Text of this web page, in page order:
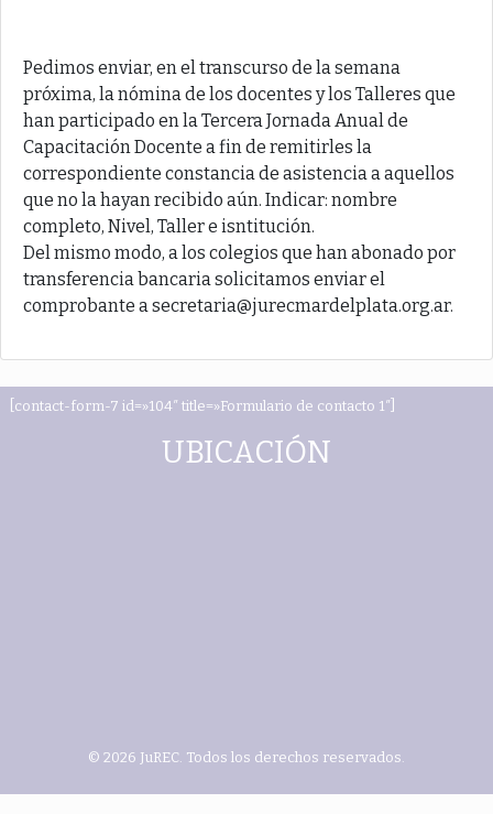
Pedimos enviar, en el transcurso de la semana
próxima, la nómina de los docentes y los Talleres que
han participado en la Tercera Jornada Anual de
Capacitación Docente a fin de remitirles la
correspondiente constancia de asistencia a aquellos
que no la hayan recibido aún. Indicar: nombre
completo, Nivel, Taller e isntitución.
Del mismo modo, a los colegios que han abonado por
transferencia bancaria solicitamos enviar el
comprobante a secretaria@jurecmardelplata.org.ar.
[contact-form-7 id=»104″ title=»Formulario de contacto 1″]
UBICACIÓN
© 2026 JuREC. Todos los derechos reservados.